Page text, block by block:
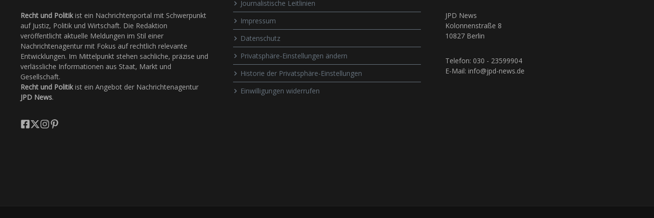
Recht und Politikist ein Nachrichtenportal mit Schwerpunkt
auf Justiz, Politik und Wirtschaft. Die Redaktion
veröffentlicht aktuelle Meldungen im Stil einer
Nachrichtenagentur mit Fokus auf rechtlich relevante
Entwicklungen. Im Mittelpunkt stehen sachliche, präzise und
verlässliche Informationen aus Staat, Markt und
Gesellschaft.
Recht und Politikist ein Angebot der Nachrichtenagentur
JPD News.
Journalistische Leitlinien
Impressum
Datenschutz
Privatsphäre-Einstellungen ändern
Historie der Privatsphäre-Einstellungen
Einwilligungen widerrufen
JPD News
Kolonnenstraße 8
10827 Berlin
Telefon: 030 - 23599904
E-Mail: info@jpd-news.de